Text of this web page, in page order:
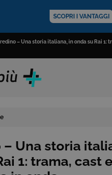
SCOPRI I VANTAGGI
– Una storia italiana, in onda su Rai 1:
Una storia
1: trama, cast e